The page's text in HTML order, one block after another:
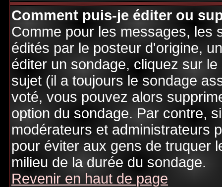
Comment puis-je éditer ou
Comme pour les messages, les
édités par le posteur d'origine,
éditer un sondage, cliquez sur
sujet (il a toujours le sondage
voté, vous pouvez alors
option du sondage. Par contre,
modérateurs et administrateurs
pour éviter aux gens de truquer
milieu de la durée du sondage.
Revenir en haut de page